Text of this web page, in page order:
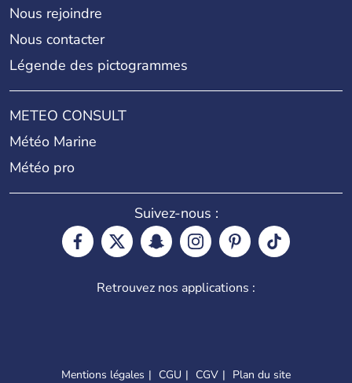
Nous rejoindre
Nous contacter
Légende des pictogrammes
METEO CONSULT
Météo Marine
Météo pro
Suivez-nous :
Retrouvez nos applications :
Mentions légales CGU CGV Plan du site